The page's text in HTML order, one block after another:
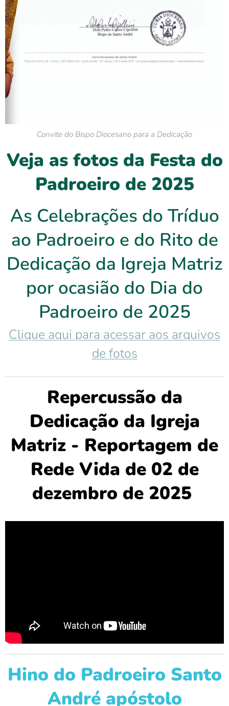
Convite do Bispo Diocesano para a Dedicação
Veja as fotos da Festa do
Padroeiro de 2025
As Celebrações do Tríduo
ao Padroeiro e do Rito de
Dedicação da Igreja Matriz
por ocasião do Dia do
Padroeiro de 2025
Clique aqui para acessar aos arquivos
de fotos
Repercussão da
Dedicação da Igreja
Matriz - Reportagem de
Rede Vida de 02 de
dezembro de 2025
Hino do Padroeiro Santo
André apóstolo